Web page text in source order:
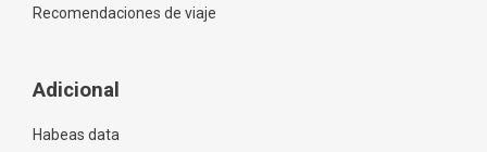
Recomendaciones de viaje
Adicional
Habeas data